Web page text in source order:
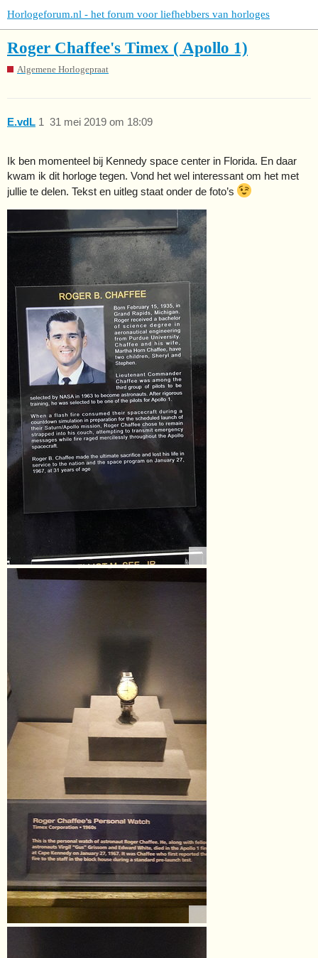
Horlogeforum.nl - het forum voor liefhebbers van horloges
Roger Chaffee's Timex ( Apollo 1)
Algemene Horlogepraat
E.vdL 31 mei 2019 om 18:09
1
Ik ben momenteel bij Kennedy space center in Florida. En daar
kwam ik dit horloge tegen. Vond het wel interessant om het met
jullie te delen. Tekst en uitleg staat onder de foto’s